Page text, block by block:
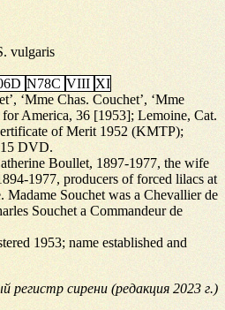
vulgaris
N78C VIII XI
‘Mme Chas. Couchet’, ‘Mme
for America, 36 [1953]; Lemoine, Cat.
of Merit 1952 (KMTP);
DVD.
Boullet, 1897-1977, the wife
1977, producers of forced lilacs at
Madame Souchet was a Chevallier de
Souchet a Commandeur de
1953; name established and
сирени (редакция 2023 г.)